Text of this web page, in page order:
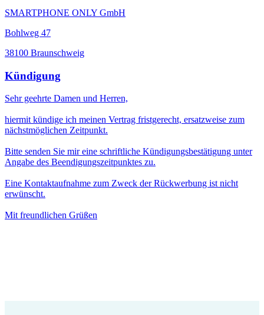
SMARTPHONE ONLY GmbH
Bohlweg 47
38100 Braunschweig
Kündigung
Sehr geehrte Damen und Herren,
hiermit kündige ich meinen Vertrag fristgerecht, ersatzweise zum
nächstmöglichen Zeitpunkt.
Bitte senden Sie mir eine schriftliche Kündigungsbestätigung unter
Angabe des Beendigungszeitpunktes zu.
Eine Kontaktaufnahme zum Zweck der Rückwerbung ist nicht
erwünscht.
Mit freundlichen Grüßen